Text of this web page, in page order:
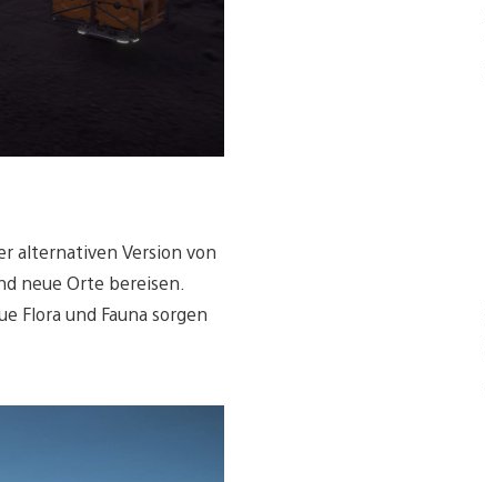
alternativen Version von
neue Orte bereisen.
Flora und Fauna sorgen